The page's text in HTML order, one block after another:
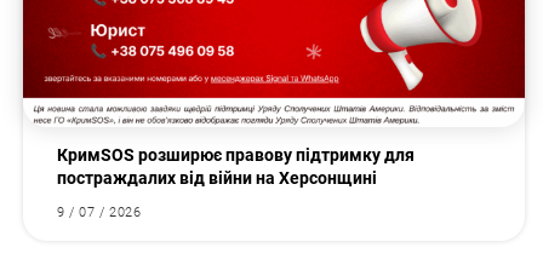
КримSOS розширює правову підтримку для
постраждалих від війни на Херсонщині
9 / 07 / 2026